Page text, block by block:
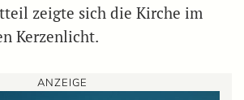
zeigte sich die Kirche im
Kerzenlicht.
ANZEIGE